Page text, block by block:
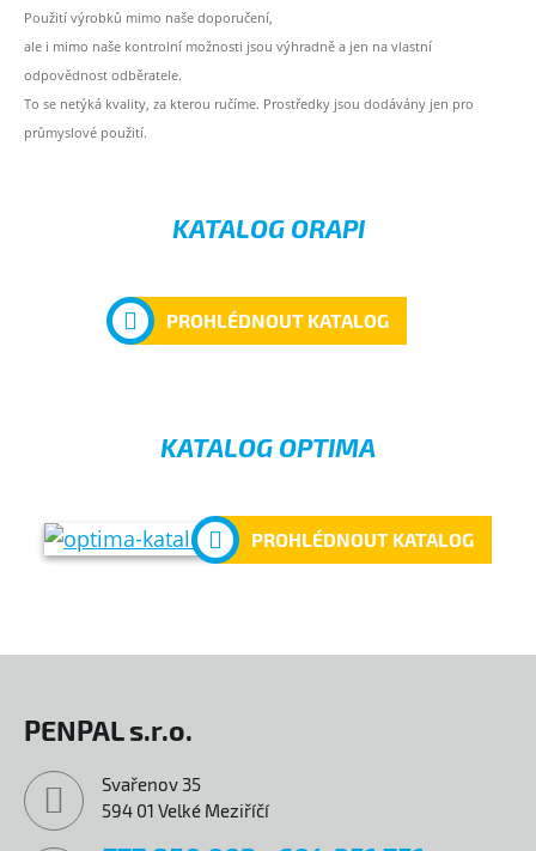
Použití výrobků mimo naše doporučení,
ale i mimo naše kontrolní možnosti jsou výhradně a jen na vlastní
odpovědnost odběratele.
To se netýká kvality, za kterou ručíme. Prostředky jsou dodávány jen pro
průmyslové použití.
KATALOG ORAPI
PROHLÉDNOUT KATALOG
KATALOG OPTIMA
PROHLÉDNOUT KATALOG
PENPAL s.r.o.
Svařenov 35
594 01 Velké Meziříčí